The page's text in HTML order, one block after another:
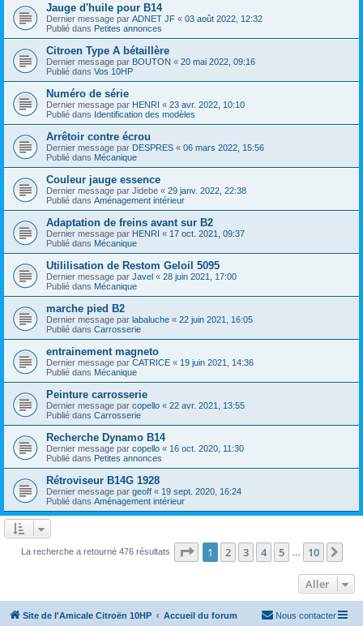
Jauge d'huile pour B14
Dernier message par ADNET JF « 03 août 2022, 12:32
Publié dans Petites annonces
Citroen Type A bétaillère
Dernier message par BOUTON « 20 mai 2022, 09:16
Publié dans Vos 10HP
Numéro de série
Dernier message par HENRI « 23 avr. 2022, 10:10
Publié dans Identification des modèles
Arrêtoir contre écrou
Dernier message par DESPRES « 06 mars 2022, 15:56
Publié dans Mécanique
Couleur jauge essence
Dernier message par Jidebe « 29 janv. 2022, 22:38
Publié dans Aménagement intérieur
Adaptation de freins avant sur B2
Dernier message par HENRI « 17 oct. 2021, 09:37
Publié dans Mécanique
Utililisation de Restom Geloil 5095
Dernier message par Javel « 28 juin 2021, 17:00
Publié dans Mécanique
marche pied B2
Dernier message par labaluche « 22 juin 2021, 16:05
Publié dans Carrosserie
entrainement magneto
Dernier message par CATRICE « 19 juin 2021, 14:36
Publié dans Mécanique
Peinture carrosserie
Dernier message par copello « 22 avr. 2021, 13:55
Publié dans Carrosserie
Recherche Dynamo B14
Dernier message par copello « 16 oct. 2020, 11:30
Publié dans Petites annonces
Rétroviseur B14G 1928
Dernier message par geoff « 19 sept. 2020, 16:24
Publié dans Aménagement intérieur
La recherche a retourné 476 résultats Page 1sur10
1 2 3 4 5 10
Aller
Site de l'Amicale Citroën 10HP Accueil du forum Nous contacter